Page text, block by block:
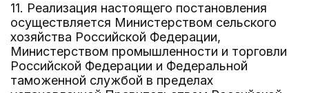
11. Реализация настоящего постановления
осуществляется Министерством сельского
хозяйства Российской Федерации,
Министерством промышленности и торговли
Российской Федерации и Федеральной
таможенной службой в пределах